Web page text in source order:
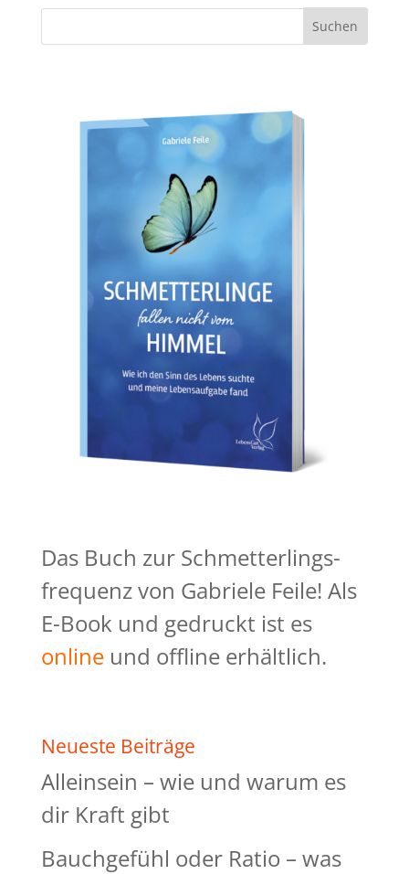
Das Buch zur Schmetterlings-
frequenz von Gabriele Feile! Als
E-Book und gedruckt ist es
onlineund offline erhältlich.
Neueste Beiträge
Alleinsein – wie und warum es
dir Kraft gibt
Bauchgefühl oder Ratio – was